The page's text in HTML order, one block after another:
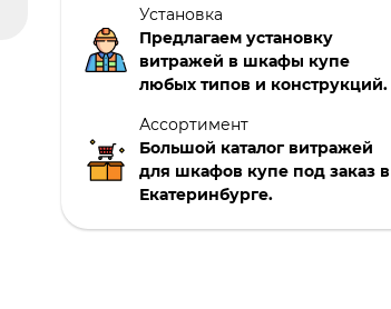
Установка
Предлагаем установку
витражей в шкафы купе
любых типов и конструкций.
Ассортимент
Большой каталог витражей
для шкафов купе под заказ в
Екатеринбурге.